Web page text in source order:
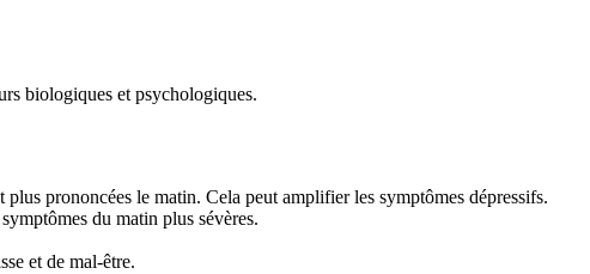
biologiques et psychologiques.
prononcées le matin. Cela peut amplifier les symptômes dépressifs.
du matin plus sévères.
et de mal-être.